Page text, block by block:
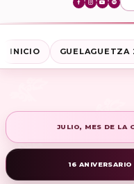
INICIO GUELAGUETZA
JULIO, MES DE LA
16